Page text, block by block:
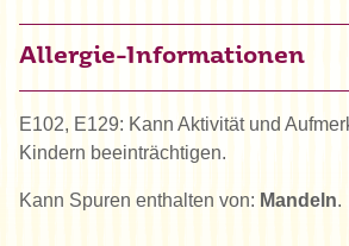
Allergie-Informationen
E102, E129: Kann Aktivität und
Kindern beeinträchtigen.
Kann Spuren enthalten von: Mandeln.